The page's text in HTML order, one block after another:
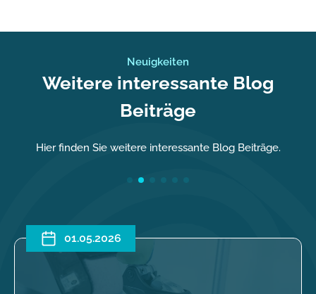
Neuigkeiten
Weitere interessante Blog
Beiträge
Hier finden Sie weitere interessante Blog Beiträge.
01.05.2026